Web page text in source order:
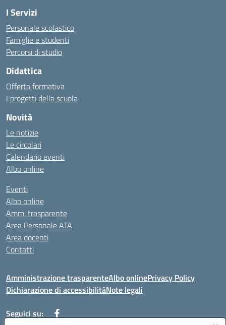
I Servizi
Personale scolastico
Famiglie e studenti
Percorsi di studio
Didattica
Offerta formativa
I progetti della scuola
Novità
Le notizie
Le circolari
Calendario eventi
Albo online
Eventi
Albo online
Amm. trasparente
Area Personale ATA
Area docenti
Contatti
Amministrazione trasparenteAlbo onlinePrivacy Policy
Dichiarazione di accessibilitàNote legali
Seguici su: